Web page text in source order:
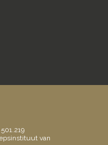
van